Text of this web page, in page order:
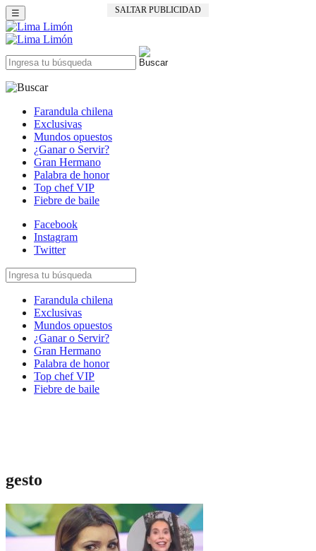
SALTAR PUBLICIDAD
☰
Farandula chilena
Exclusivas
Mundos opuestos
¿Ganar o Servir?
Gran Hermano
Palabra de honor
Top chef VIP
Fiebre de baile
Facebook
Instagram
Twitter
Farandula chilena
Exclusivas
Mundos opuestos
¿Ganar o Servir?
Gran Hermano
Palabra de honor
Top chef VIP
Fiebre de baile
gesto